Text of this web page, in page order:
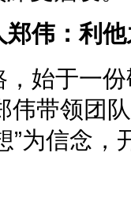
伟：利
始于一
伟带领团
”为信念